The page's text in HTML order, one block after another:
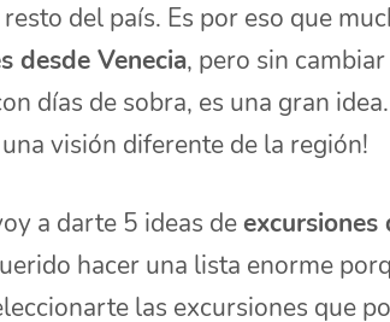
del país. Es por eso que
desde Venecia, pero sin
días de sobra, es una gran
visión diferente de la región!
a darte 5 ideas deexcursiones
hacer una lista enorme
las excursiones que